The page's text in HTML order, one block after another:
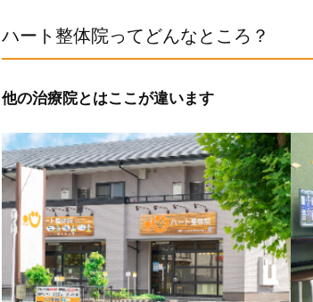
ハート整体院ってどんなところ？
他の治療院とはここが違います